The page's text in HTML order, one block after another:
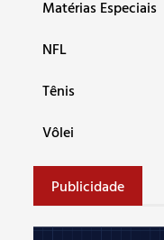
Matérias Especiais
NFL
Tênis
Vôlei
Publicidade